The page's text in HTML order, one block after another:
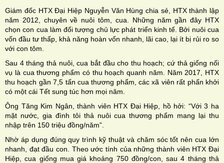
Giám đốc HTX Đại Hiệp Nguyễn Văn Hùng chia sẻ, HTX thành lập
năm 2012, chuyên về nuôi tôm, cua. Những năm gần đây HTX
chọn con cua làm đối tượng chủ lực phát triển kinh tế. Bởi nuôi cua
vốn đầu tư thấp, khả năng hoàn vốn nhanh, lãi cao, lại ít bị rủi ro so
với con tôm.
Sau 4 tháng thả nuôi, cua bắt đầu cho thu hoạch; cứ thả giống nối
vụ là cua thương phẩm có thu hoạch quanh năm. Năm 2017, HTX
thu hoạch gần 7,5 tấn cua thương phẩm, các xã viên rất phấn khởi
có một cái Tết sung túc hơn mọi năm.
Ông Tăng Kim Ngân, thành viên HTX Đại Hiệp, hồ hởi: “Với 3 ha
mặt nước, gia đình tôi thả nuôi cua thương phẩm mang lại thu
nhập trên 150 triệu đồng/năm”.
Nhờ áp dụng đúng quy trình kỹ thuật và chăm sóc tốt nên cua lớn
nhanh, đạt đầu con. Theo ước tính của những thành viên HTX Đại
Hiệp, cua giống mua giá khoảng 750 đồng/con, sau 4 tháng thả